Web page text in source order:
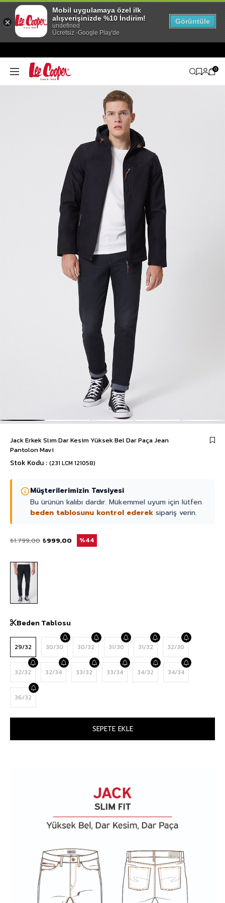
0
Jack Erkek Slım Dar Kesim Yüksek Bel Dar Paça Jean
Pantolon Mavi
Stok Kodu (231 LCM 121058)
Müşterilerimizin Tavsiyesi
Bu ürünün kalıbı dardır. Mükemmel uyum için lütfen
beden tablosunu kontrol ederek sipariş verin.
₺1.799,00 ₺999,00 44
Beden Tablosu
29/32 30/30 30/32 31/30 31/32 32/30
32/32 32/34 33/32 33/34 34/32 34/34
36/32
Mobil uygulamaya özel ilk
alışverişinizde %10 İndirim!
undefined
Ücretsiz -Google Play'de
Görüntüle